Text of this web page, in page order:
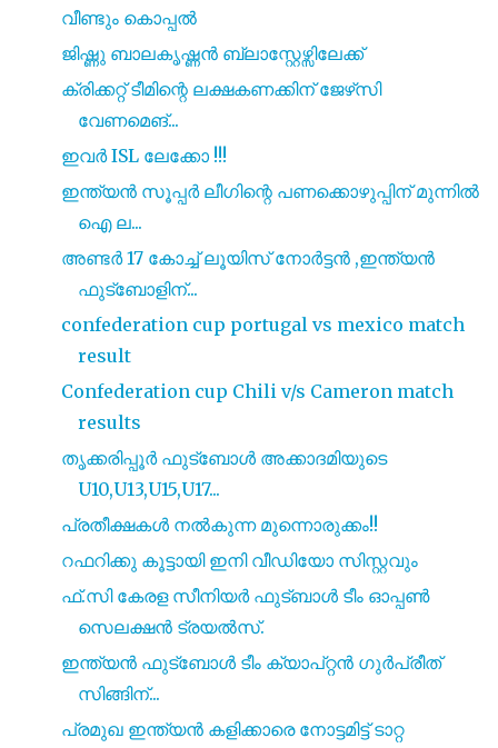
വീണ്ടും കൊപ്പൽ
ജിഷ്ണു ബാലകൃഷ്ണൻ ബ്ലാസ്റ്റേഴ്സിലേക്ക്
ക്രിക്കറ്റ് ടീമിന്റെ ലക്ഷകണക്കിന് ജേഴ്‌സി
വേണമെങ്...
ഇവർ ISL ലേക്കോ !!!
ഇന്ത്യൻ സൂപ്പർ ലീഗിന്റെ പണക്കൊഴുപ്പിന് മുന്നിൽ
ഐ ല...
അണ്ടർ 17 കോച്ച് ലൂയിസ് നോർട്ടൻ ,ഇന്ത്യൻ
ഫുട്ബോളിന്...
confederation cup portugal vs mexico match
result
Confederation cup Chili v/s Cameron match
results
തൃക്കരിപ്പൂർ ഫുട്‌ബോൾ അക്കാദമിയുടെ
U10,U13,U15,U17...
പ്രതീക്ഷകൾ നൽകുന്ന മുന്നൊരുക്കം!!
റഫറിക്കു കൂട്ടായി ഇനി വീഡിയോ സിസ്റ്റവും
ഫ്.സി കേരള സീനിയർ ഫുട്ബാൾ ടീം ഓപ്പൺ
സെലക്ഷൻ ട്രയൽസ്.
ഇന്ത്യൻ ഫുട്‍ബോൾ ടീം ക്യാപ്റ്റൻ ഗുർപ്രീത്
സിങ്ങിന്...
പ്രമുഖ ഇന്ത്യൻ കളിക്കാരെ നോട്ടമിട്ട് ടാറ്റ